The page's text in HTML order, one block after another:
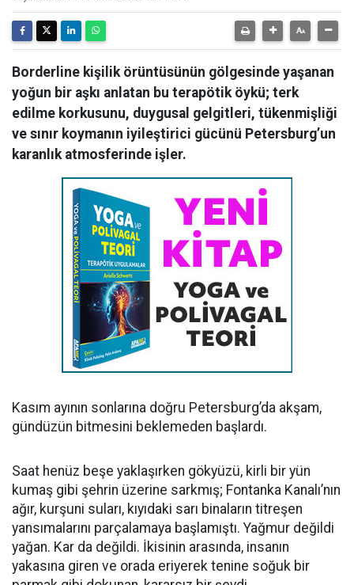
Borderline kişilik örüntüsünün gölgesinde yaşanan
yoğun bir aşkı anlatan bu terapötik öykü; terk
edilme korkusunu, duygusal gelgitleri, tükenmişliği
ve sınır koymanın iyileştirici gücünü Petersburg’un
karanlık atmosferinde işler.
Kasım ayının sonlarına doğru Petersburg’da akşam,
gündüzün bitmesini beklemeden başlardı.
Saat henüz beşe yaklaşırken gökyüzü, kirli bir yün
kumaş gibi şehrin üzerine sarkmış; Fontanka Kanalı’nın
ağır, kurşuni suları, kıyıdaki sarı binaların titreşen
yansımalarını parçalamaya başlamıştı. Yağmur değildi
yağan. Kar da değildi. İkisinin arasında, insanın
yakasına giren ve orada eriyerek tenine soğuk bir